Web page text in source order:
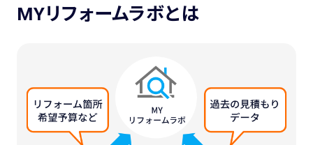
MYリフォームラボとは